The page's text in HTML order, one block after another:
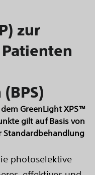
zur
GreenLight XPS™
gilt auf Basis von
Standardbehandlung
photoselektive